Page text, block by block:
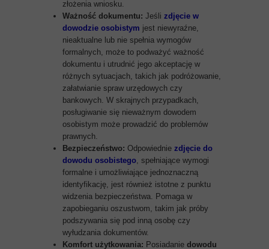
złożenia wniosku.
Ważność dokumentu: Jeśli zdjęcie w
dowodzie osobistym jest niewyraźne,
nieaktualne lub nie spełnia wymogów
formalnych, może to podważyć ważność
dokumentu i utrudnić jego akceptację w
różnych sytuacjach, takich jak podróżowanie,
załatwianie spraw urzędowych czy
bankowych. W skrajnych przypadkach,
posługiwanie się nieważnym dowodem
osobistym może prowadzić do problemów
prawnych.
Bezpieczeństwo: Odpowiednie zdjęcie do
dowodu osobistego, spełniające wymogi
formalne i umożliwiające jednoznaczną
identyfikację, jest również istotne z punktu
widzenia bezpieczeństwa. Pomaga w
zapobieganiu oszustwom, takim jak próby
podszywania się pod inną osobę czy
wyłudzania dokumentów.
Komfort użytkowania: Posiadanie dowodu